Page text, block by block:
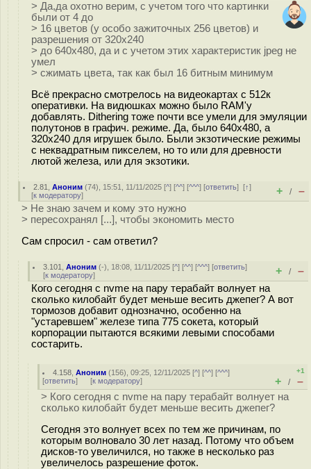
> Да,да охотно верим, с учетом того что картинки
были от 4 до
> 16 цветов (у особо зажиточных 256 цветов) и
разрешения от 320х240
> до 640х480, да и c учетом этих характеристик jpeg не
умел
> сжимать цвета, так как был 16 битным минимум
Всё прекрасно смотрелось на видеокартах с 512к
оперативки. На видюшках можно было RAM'у
добавлять. Dithering тоже почти все умели для эмуляции
полутонов в графич. режиме. Да, было 640х480, а
320х240 для игрушек было. Были экзотические режимы
с неквадратным пикселем, но то или для древности
лютой железа, или для экзотики.
2.81 ,Аноним (74), 15:51, 11/11/2025 [^] [^^] [^^^] [ответить][↑]
[к модератору] + / –
> Не знаю зачем и кому это нужно
> пересохранял [...], чтобы экономить место
Сам спросил - сам ответил?
3.101 ,Аноним (-), 18:08, 11/11/2025 [^] [^^] [^^^] [ответить]
[к модератору] + / –
Кого сегодня с nvme на пару терабайт волнует на
сколько килобайт будет меньше весить джепег? А вот
тормозов добавит однозначно, особенно на
"устаревшем" железе типа 775 сокета, который
корпорации пытаются всякими левыми способами
состарить.
4.158 ,Аноним (156), 09:25, 12/11/2025 [^] [^^] [^^^]
[ответить] [к модератору]
+1
+ / –
> Кого сегодня с nvme на пару терабайт волнует на
сколько килобайт будет меньше весить джепег?
Сегодня это волнует всех по тем же причинам, по
которым волновало 30 лет назад. Потому что объем
дисков-то увеличился, но также в несколько раз
увеличелось разрешение фоток.